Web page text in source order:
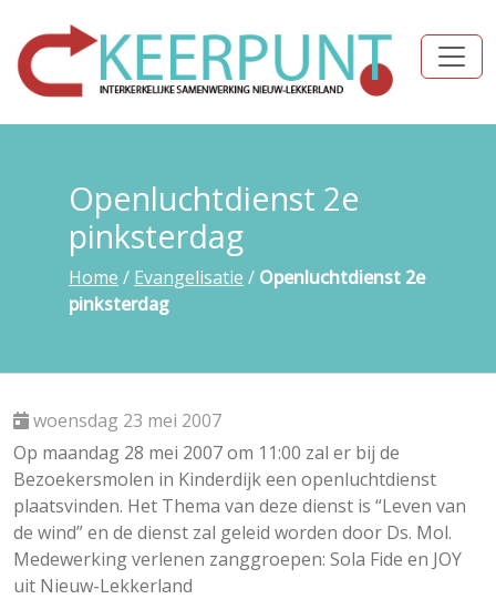
Openluchtdienst 2e
pinksterdag
Home / Evangelisatie / Openluchtdienst 2e
pinksterdag
woensdag 23 mei 2007
Op maandag 28 mei 2007 om 11:00 zal er bij de
Bezoekersmolen in Kinderdijk een openluchtdienst
plaatsvinden. Het Thema van deze dienst is “Leven van
de wind” en de dienst zal geleid worden door Ds. Mol.
Medewerking verlenen zanggroepen: Sola Fide en JOY
uit Nieuw-Lekkerland